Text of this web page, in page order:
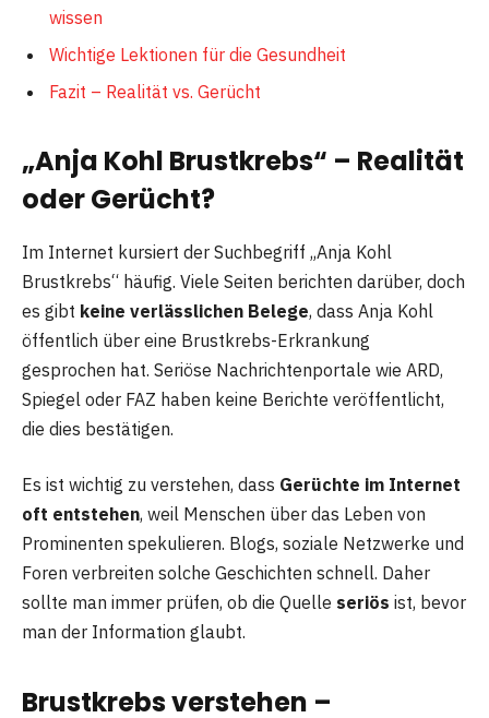
wissen
Wichtige Lektionen für die Gesundheit
Fazit – Realität vs. Gerücht
„Anja Kohl Brustkrebs“ – Realität
oder Gerücht?
Im Internet kursiert der Suchbegriff „Anja Kohl
Brustkrebs“ häufig. Viele Seiten berichten darüber, doch
es gibt keine verlässlichen Belege, dass Anja Kohl
öffentlich über eine Brustkrebs-Erkrankung
gesprochen hat. Seriöse Nachrichtenportale wie ARD,
Spiegel oder FAZ haben keine Berichte veröffentlicht,
die dies bestätigen.
Es ist wichtig zu verstehen, dass Gerüchte im Internet
oft entstehen, weil Menschen über das Leben von
Prominenten spekulieren. Blogs, soziale Netzwerke und
Foren verbreiten solche Geschichten schnell. Daher
sollte man immer prüfen, ob die Quelle seriös ist, bevor
man der Information glaubt.
Brustkrebs verstehen –